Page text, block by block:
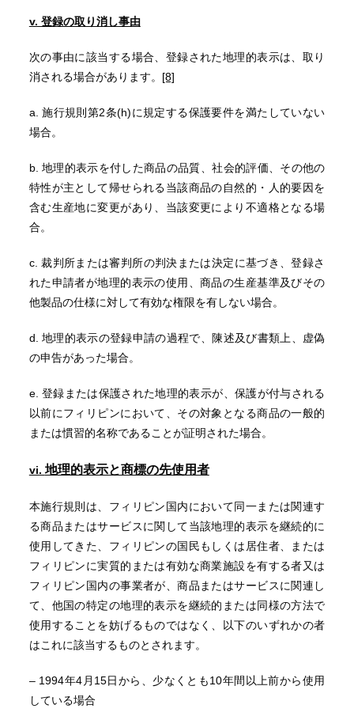
v. 登録の取り消し事由
次の事由に該当する場合、登録された地理的表示は、取り
消される場合があります。 [8]
a. 施行規則第2条(h)に規定する保護要件を満たしていない
場合。
b. 地理的表示を付した商品の品質、社会的評価、その他の
特性が主として帰せられる当該商品の自然的・人的要因を
含む生産地に変更があり、当該変更により不適格となる場
合。
c. 裁判所または審判所の判決または決定に基づき、登録さ
れた申請者が地理的表示の使用、商品の生産基準及びその
他製品の仕様に対して有効な権限を有しない場合。
d. 地理的表示の登録申請の過程で、陳述及び書類上、虚偽
の申告があった場合。
e. 登録または保護された地理的表示が、保護が付与される
以前にフィリピンにおいて、その対象となる商品の一般的
または慣習的名称であることが証明された場合。
vi. 地理的表示と商標の先使用者
本施行規則は、フィリピン国内において同一または関連す
る商品またはサービスに関して当該地理的表示を継続的に
使用してきた、フィリピンの国民もしくは居住者、または
フィリピンに実質的または有効な商業施設を有する者又は
フィリピン国内の事業者が、商品またはサービスに関連し
て、他国の特定の地理的表示を継続的または同様の方法で
使用することを妨げるものではなく、以下のいずれかの者
はこれに該当するものとされます。
– 1994年4月15日から、少なくとも10年間以上前から使用
している場合